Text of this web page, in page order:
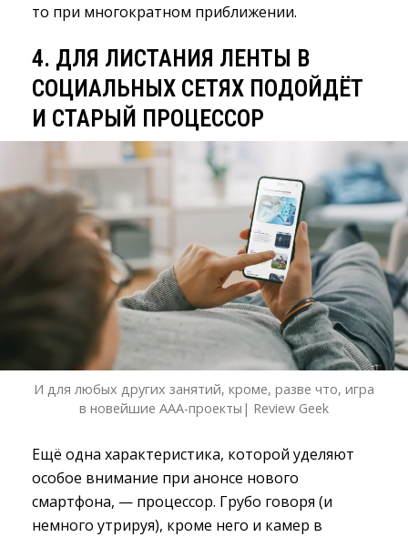
то при многократном приближении.
4. ДЛЯ ЛИСТАНИЯ ЛЕНТЫ В
СОЦИАЛЬНЫХ СЕТЯХ ПОДОЙДЁТ
И СТАРЫЙ ПРОЦЕССОР
И для любых других занятий, кроме, разве что, игра
в новейшие ААА-проекты| Review Geek
Ещё одна характеристика, которой уделяют
особое внимание при анонсе нового
смартфона, — процессор. Грубо говоря (и
немного утрируя), кроме него и камер в